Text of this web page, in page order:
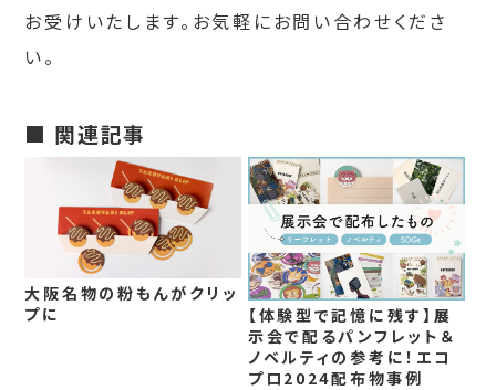
お受けいたします。お気軽にお問い合わせくださ
い。
■ 関連記事
大阪名物の粉もんがクリッ
プに
【体験型で記憶に残す】展
示会で配るパンフレット＆
ノベルティの参考に！エコ
プロ2024配布物事例